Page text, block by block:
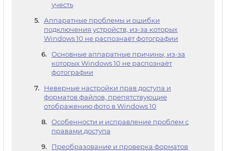
учесть
Аппаратные проблемы и ошибки
подключения устройств, из-за которых
Windows 10 не распознаёт фотографии
Основные аппаратные причины, из-за
которых Windows 10 не распознаёт
фотографии
Неверные настройки прав доступа и
форматов файлов, препятствующие
отображению фото в Windows 10
Особенности и исправление проблем с
правами доступа
Преобразование и проверка форматов